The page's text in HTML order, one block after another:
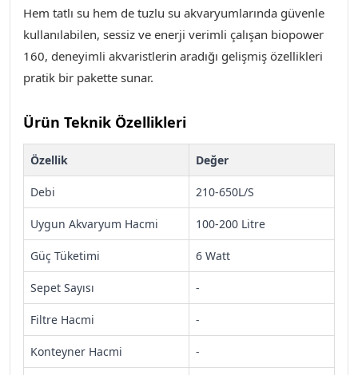
Hem tatlı su hem de tuzlu su akvaryumlarında güvenle
kullanılabilen, sessiz ve enerji verimli çalışan biopower
160, deneyimli akvaristlerin aradığı gelişmiş özellikleri
pratik bir pakette sunar.
Ürün Teknik Özellikleri
Özellik Değer
Debi 210-650L/S
Uygun Akvaryum Hacmi 100-200 Litre
Güç Tüketimi 6 Watt
Sepet Sayısı -
Filtre Hacmi -
Konteyner Hacmi -